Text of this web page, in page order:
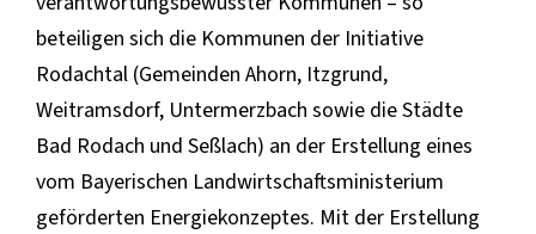
beteiligen sich die Kommunen der Initiative
Rodachtal (Gemeinden Ahorn, Itzgrund,
Weitramsdorf, Untermerzbach sowie die Städte
Bad Rodach und Seßlach) an der Erstellung eines
vom Bayerischen Landwirtschaftsministerium
geförderten Energiekonzeptes. Mit der Erstellung